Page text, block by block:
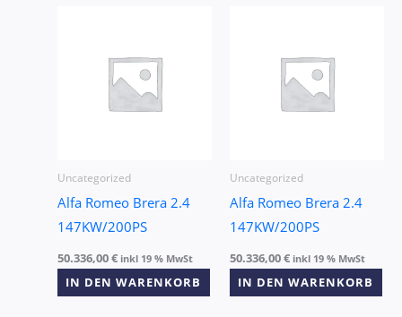
Uncategorized
Alfa Romeo Brera 2.4
147KW/200PS
50.336,00€ inkl 19 % MwSt
IN DEN WARENKORB
Uncategorized
Alfa Romeo Brera 2.4
147KW/200PS
50.336,00€ inkl 19 % MwSt
IN DEN WARENKORB